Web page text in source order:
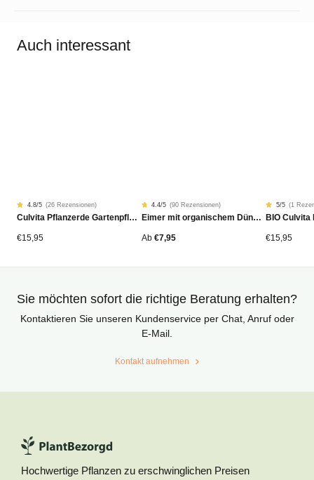
Auch interessant
Rated
4.77
von
26
Kundenstimmen
4.8/5 (26 Rezensionen)
Culvita Pflanzerde Gartenpflanzen, Bäume & Hecken BIO 40L
€15,95
Rated
4.42
von
90
Kundenstimmen
4.4/5 (90 Rezensionen)
Eimer mit organischem Dünger
Ab €7,95
Bewertet
von
5
basierend
1
5/5 (1
€15,95
Sie möchten sofort die richtige Beratung erhalten?
Kontaktieren Sie unseren Kundenservice per Chat, Anruf oder
E-Mail.
Kontakt aufnehmen
Hochwertige Pflanzen zu erschwinglichen Preisen